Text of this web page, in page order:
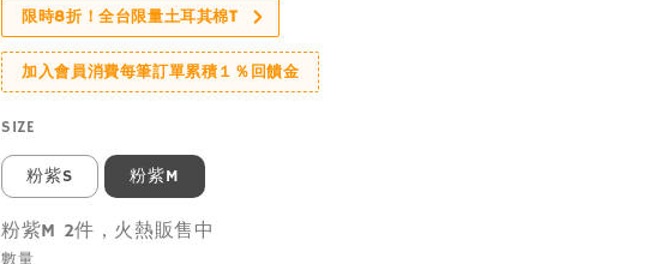
限時8折！全台限量土耳其棉T
加入會員消費每筆訂單累積１％回饋金
SIZE
粉紫S 粉紫M
粉紫M 2件，火熱販售中
數量